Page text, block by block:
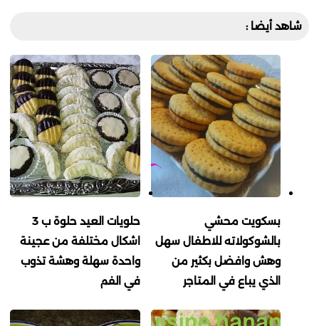
شاهد أيضا :
بسكويت محشي
بالشوكولاته للاطفال سهل
وهش وافضل بكثير من
الذي يباع في المتاجر
حلويات العيد حلوة ب 3
اشكال مختلفة من عجينة
واحدة سهلة وهشة تذوب
في الفم